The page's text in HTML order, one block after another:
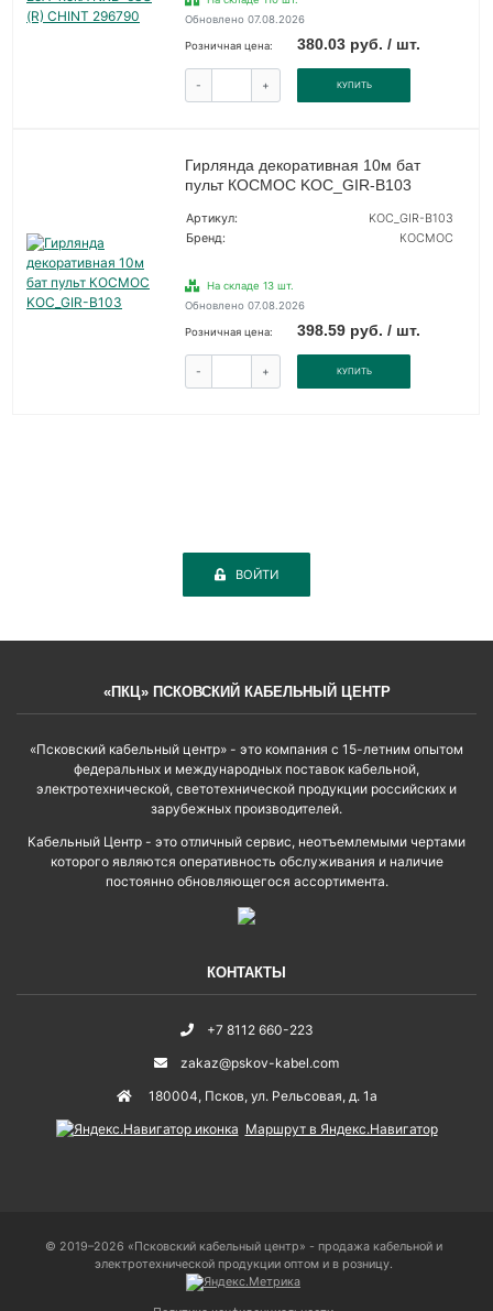
Обновлено 07.08.2026
Розничная цена: 380.03 руб. / шт.
- + КУПИТЬ
Гирлянда декоративная 10м бат
пульт КОСМОС KOC_GIR-B103
Артикул:
KOC_GIR-B103
Бренд:
КОСМОС
На складе 13 шт.
Обновлено 07.08.2026
Розничная цена: 398.59 руб. / шт.
- + КУПИТЬ
ВОЙТИ
«ПКЦ» ПСКОВСКИЙ КАБЕЛЬНЫЙ ЦЕНТР
«Псковский кабельный центр» - это компания с 15-летним опытом
федеральных и международных поставок кабельной,
электротехнической, светотехнической продукции российских и
зарубежных производителей.
Кабельный Центр - это отличный сервис, неотъемлемыми чертами
которого являются оперативность обслуживания и наличие
постоянно обновляющегося ассортимента.
КОНТАКТЫ
+7 8112 660-223
zakaz@pskov-kabel.com
180004, Псков, ул. Рельсовая, д. 1а
Маршрут в Яндекс.Навигатор
© 2019–2026 «Псковский кабельный центр» - продажа кабельной и
электротехнической продукции оптом и в розницу.